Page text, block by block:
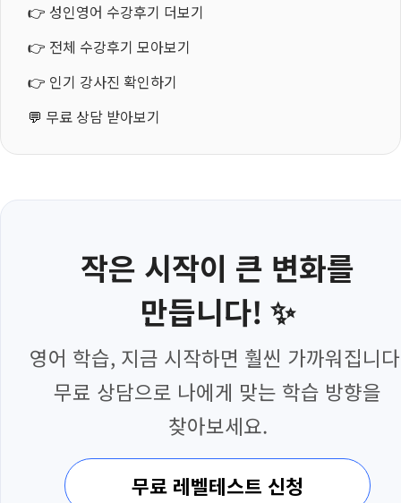
👉 성인영어 수강후기 더보기
👉 전체 수강후기 모아보기
👉 인기 강사진 확인하기
💬 무료 상담 받아보기
작은 시작이 큰 변화를
만듭니다! ✨
영어 학습, 지금 시작하면 훨씬 가까워집니
무료 상담으로 나에게 맞는 학습 방향을
찾아보세요.
무료 레벨테스트 신청